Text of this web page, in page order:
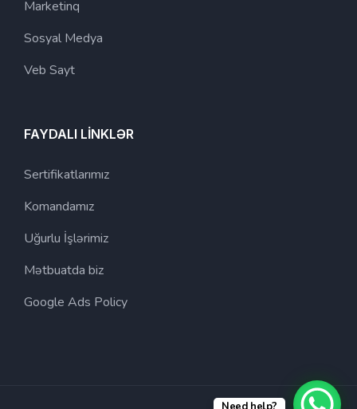
Marketinq
Sosyal Medya
Veb Sayt
FAYDALI LİNKLƏR
Sertifikatlarımız
Komandamız
Uğurlu İşlərimiz
Mətbuatda biz
Google Ads Policy